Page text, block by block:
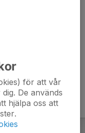
för att vår
De används
hjälpa oss att